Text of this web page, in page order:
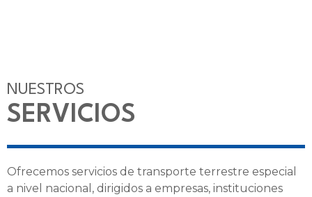
NUESTROS
SERVICIOS
Ofrecemos servicios de transporte terrestre especial
a nivel nacional, dirigidos a empresas, instituciones